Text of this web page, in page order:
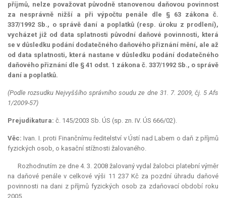
příjmů, nelze považovat původně stanovenou daňovou povinnost
za nesprávně nižší a při výpočtu penále dle § 63 zákona č.
337/1992 Sb., o správě daní a poplatků (resp. úroku z prodlení),
vycházet již od data splatnosti původní daňové povinnosti, která
se v důsledku podání dodatečného daňového přiznání mění, ale až
od data splatnosti, která nastane v důsledku podání dodatečného
daňového přiznání dle § 41 odst. 1 zákona č. 337/1992 Sb., o správě
daní a poplatků.
(Podle rozsudku Nejvyššího správního soudu ze dne 31. 7. 2009, čj. 5 Afs
1/2009-57)
Prejudikatura: č. 145/2003 Sb. ÚS (sp. zn. IV. ÚS 666/02).
Věc:Ivan. I. proti Finančnímu ředitelství v Ústí nad Labem o daň z příjmů
fyzických osob, o kasační stížnosti žalovaného.
Rozhodnutím ze dne 4. 3. 2008 žalovaný vydal žalobci platební výměr
na daňové penále v celkové výši 11 237 Kč za pozdní úhradu daňové
povinnosti na dani z příjmů fyzických osob za zdaňovací období roku
2005.